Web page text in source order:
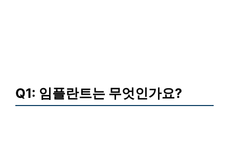
Q1: 임플란트는 무엇인가요?